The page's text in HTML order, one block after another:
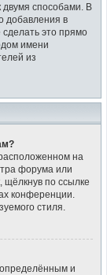
двумя способами. В
добавления в
сделать это прямо
имени
из
на
форума или
по ссылке
конференции.
стиля.
и